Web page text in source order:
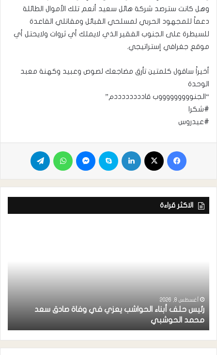
وهل كانت سترصد شركة هائل سعيد أنعم تلك الأموال الطائلة
دعماً للمجهود الحربي لمسلحي القبائل ومقاتلي القاعدة
للسيطرة على الجنوب الفقير الذي لايملك أي ثروات ولايحتل أي
موقع جغرافي إستراتيجي.
أخيراً ساقول كلمتين تأرق مضاجعك لصوص وعبيد وكهنة معبد
الوحدة
“الجنوووووووووب قاددددددددم”
#شكرا
#عيدروس
الاكثر قراءة
أغسطس 8, 2026
رئيس حلف أبناء الحواشب يعزي في وفاة صادق سعد
محمد الحوشبي